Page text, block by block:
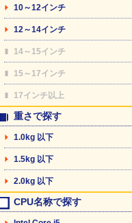
10～12インチ
12～14インチ
14～15インチ
15～17インチ
17インチ以上
重さで探す
1.0kg 以下
1.5kg 以下
2.0kg 以下
CPU名称で探す